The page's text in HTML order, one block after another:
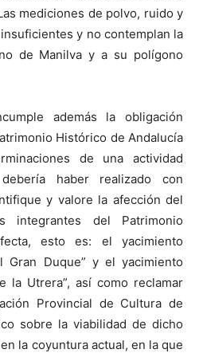
mediciones de polvo, ruido y
y no contemplan la
de Manilva y a su polígono
además la obligación
Histórico de Andalucía
de una actividad
haber realizado con
y valore la afección del
integrantes del Patrimonio
esto es: el yacimiento
Gran Duque” y el yacimiento
la Utrera”, así como reclamar
Provincial de Cultura de
sobre la viabilidad de dicho
la coyuntura actual, en la que